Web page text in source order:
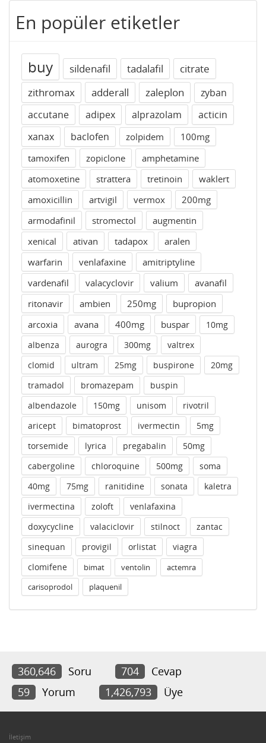
En popüler etiketler
buy sildenafil tadalafil
citrate
zithromax
adderall zaleplon
zyban
accutane
adipex alprazolam
acticin
xanax
baclofen zolpidem
100mg
tamoxifen
zopiclone
amphetamine
atomoxetine
strattera tretinoin
waklert
amoxicillin
artvigil vermox
200mg
armodafinil
stromectol
augmentin
xenical
ativan tadapox
aralen
warfarin
venlafaxine
amitriptyline
vardenafil
valacyclovir valium
avanafil
ritonavir
ambien 250mg
bupropion
arcoxia
avana 400mg buspar
10mg
albenza
aurogra 300mg
valtrex
clomid
ultram 25mg buspirone
20mg
tramadol
bromazepam
buspin
albendazole
150mg unisom
rivotril
aricept
bimatoprost ivermectin
5mg
torsemide
lyrica pregabalin
50mg
cabergoline
chloroquine 500mg
soma
40mg
75mg ranitidine sonata
kaletra
ivermectina
zoloft
venlafaxina
doxycycline
valaciclovir stilnoct
zantac
sinequan
provigil orlistat
viagra
clomifene
bimat ventolin
actemra
carisoprodol
plaquenil
360,646 Soru 704
Cevap
59
Yorum 1,426,793 Üye
İletişim